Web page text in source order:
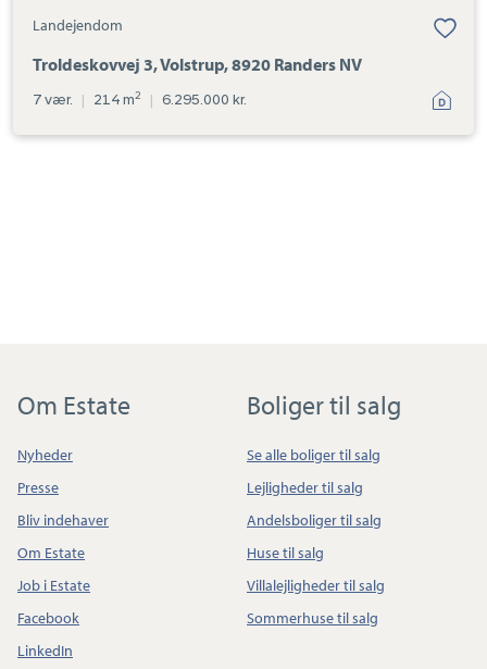
Landejendom
Troldeskovvej 3, Volstrup, 8920 Randers NV
7 vær. | 214 m2 | 6.295.000 kr.
Om Estate
Nyheder
Presse
Bliv indehaver
Om Estate
Job i Estate
Facebook
LinkedIn
Boliger til salg
Se alle boliger til salg
Lejligheder til salg
Andelsboliger til salg
Huse til salg
Villalejligheder til salg
Sommerhuse til salg